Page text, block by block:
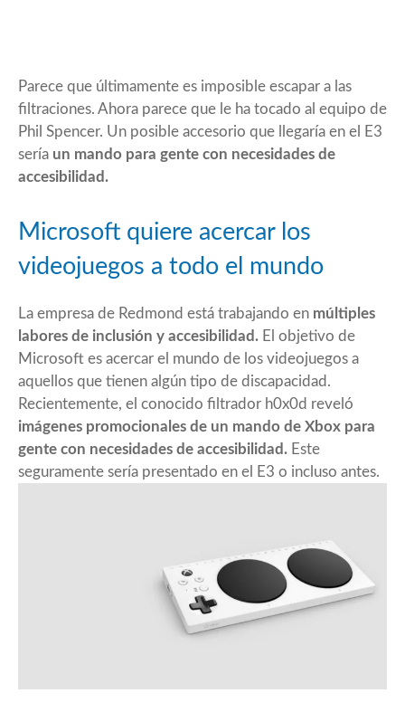
Parece que últimamente es imposible escapar a las
filtraciones. Ahora parece que le ha tocado al equipo de
Phil Spencer. Un posible accesorio que llegaría en el E3
sería un mando para gente con necesidades de
accesibilidad.
Microsoft quiere acercar los
videojuegos a todo el mundo
La empresa de Redmond está trabajando en múltiples
labores de inclusión y accesibilidad. El objetivo de
Microsoft es acercar el mundo de los videojuegos a
aquellos que tienen algún tipo de discapacidad.
Recientemente, el conocido filtrador h0x0d reveló
imágenes promocionales de un mando de Xbox para
gente con necesidades de accesibilidad. Este
seguramente sería presentado en el E3 o incluso antes.